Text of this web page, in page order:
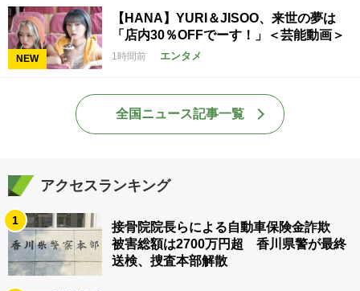
NEW
【HANA】YURI＆JISOO、来世の夢は
「店内30％OFFでーす！」＜芸能動画＞
1時間前 エンタメ
全国ニュース記事一覧
アクセスランキング
1
接骨院院長らによる自動車保険金詐欺
被害総額は2700万円超 香川県警が最終
送検、捜査本部解散